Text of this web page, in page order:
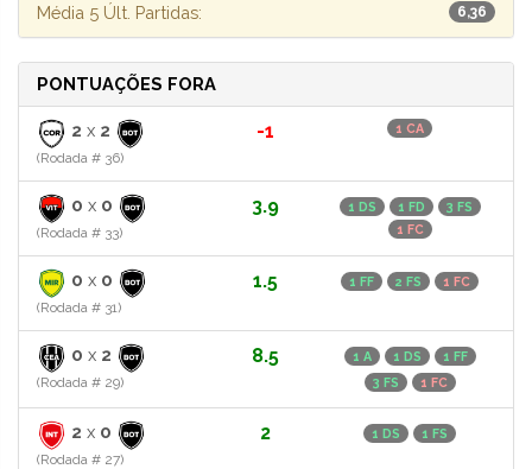
Média 5 Últ. Partidas: 6,36
PONTUAÇÕES FORA
2 x 2
(Rodada # 36)
-1 1 CA
0 x 0
(Rodada # 33)
3.9 1 DS 1 FD
3 FS
1 FC
0 x 0
(Rodada # 31)
1.5 1 FF 2 FS 1 FC
0 x 2
(Rodada # 29)
8.5 1 A 1 DS
1 FF
3 FS
1 FC
2 x 0
(Rodada # 27)
2 1 DS 1 FS